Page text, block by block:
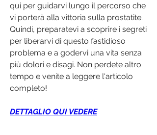
qui per guidarvi lungo il percorso che
vi porterà alla vittoria sulla prostatite.
Quindi, preparatevi a scoprire i segreti
per liberarvi di questo fastidioso
problema e a godervi una vita senza
più dolori e disagi. Non perdete altro
tempo e venite a leggere l'articolo
completo!
DETTAGLIO QUI VEDERE